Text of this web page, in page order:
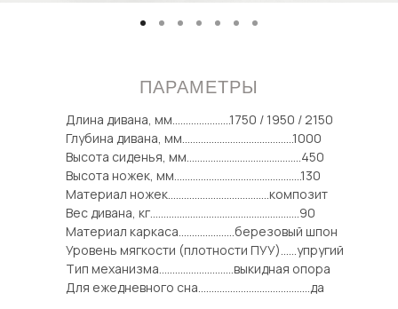
ПАРАМЕТРЫ
Длина дивана, мм......................1750 / 1950 / 2150
Глубина дивана, мм..........................................1000
Высота сиденья, мм...........................................450
Высота ножек, мм................................................130
Материал ножек......................................композит
Вес дивана, кг........................................................90
Материал каркаса.....................березовый шпон
Уровень мягкости (плотности ПУУ)......упругий
Тип механизма............................выкидная опора
Для ежедневного сна..........................................да